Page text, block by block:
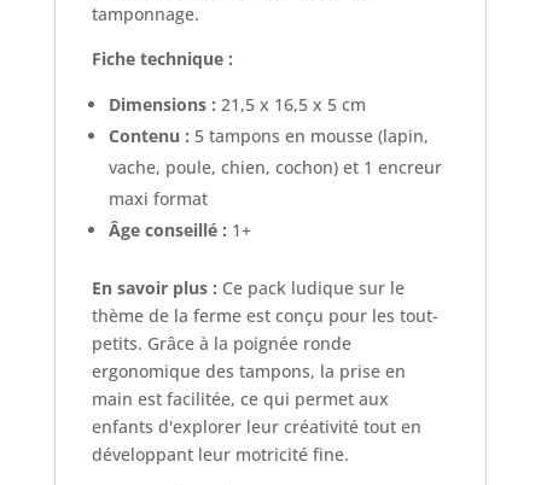
tamponnage.
Fiche technique :
Dimensions : 21,5 x 16,5 x 5 cm
Contenu : 5 tampons en mousse (lapin,
vache, poule, chien, cochon) et 1 encreur
maxi format
Âge conseillé : 1+
En savoir plus : Ce pack ludique sur le
thème de la ferme est conçu pour les tout-
petits. Grâce à la poignée ronde
ergonomique des tampons, la prise en
main est facilitée, ce qui permet aux
enfants d'explorer leur créativité tout en
développant leur motricité fine.